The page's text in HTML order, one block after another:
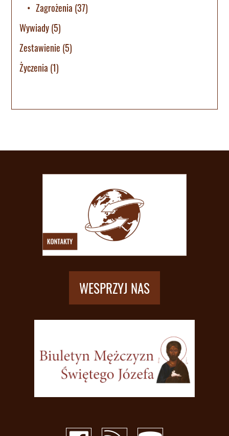
Zagrożenia (37)
Wywiady(5)
Zestawienie (5)
Życzenia (1)
WESPRZYJ NAS